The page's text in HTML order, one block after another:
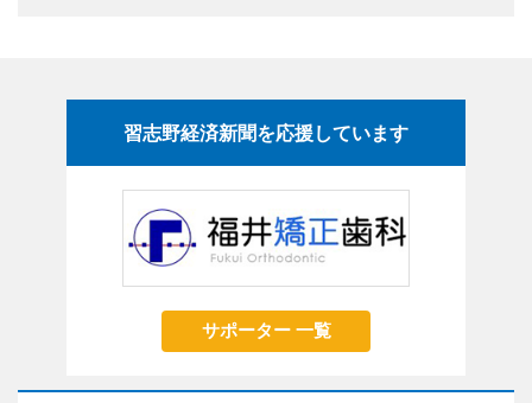
習志野経済新聞を応援しています
サポーター 一覧